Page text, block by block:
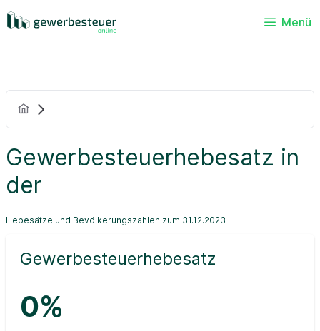
Menü
Gewerbesteuerhebesatz in
der
Hebesätze und Bevölkerungszahlen zum 31.12.2023
Gewerbesteuerhebesatz
0%